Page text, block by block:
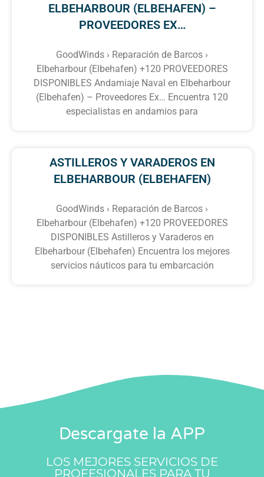
ELBEHARBOUR (ELBEHAFEN) –
PROVEEDORES EX…
GoodWinds › Reparación de Barcos ›
Elbeharbour (Elbehafen) +120 PROVEEDORES
DISPONIBLES Andamiaje Naval en Elbeharbour
(Elbehafen) – Proveedores Ex… Encuentra 120
especialistas en andamios para
ASTILLEROS Y VARADEROS EN
ELBEHARBOUR (ELBEHAFEN)
GoodWinds › Reparación de Barcos ›
Elbeharbour (Elbehafen) +120 PROVEEDORES
DISPONIBLES Astilleros y Varaderos en
Elbeharbour (Elbehafen) Encuentra los mejores
servicios náuticos para tu embarcación
Descargate la APP
LOS MEJORES SERVICIOS DE
PROFESIONALES PARA TU